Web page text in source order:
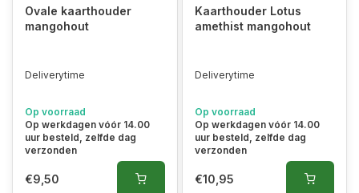
Ovale kaarthouder
mangohout
Deliverytime
Op voorraad
Op werkdagen vóór 14.00
uur besteld, zelfde dag
verzonden
€9,50
Kaarthouder Lotus
amethist mangohout
Deliverytime
Op voorraad
Op werkdagen vóór 14.00
uur besteld, zelfde dag
verzonden
€10,95